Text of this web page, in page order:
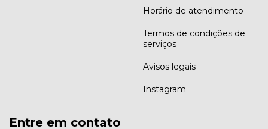
Horário de atendimento
Termos de condições de
serviços
Avisos legais
Instagram
Entre em contato